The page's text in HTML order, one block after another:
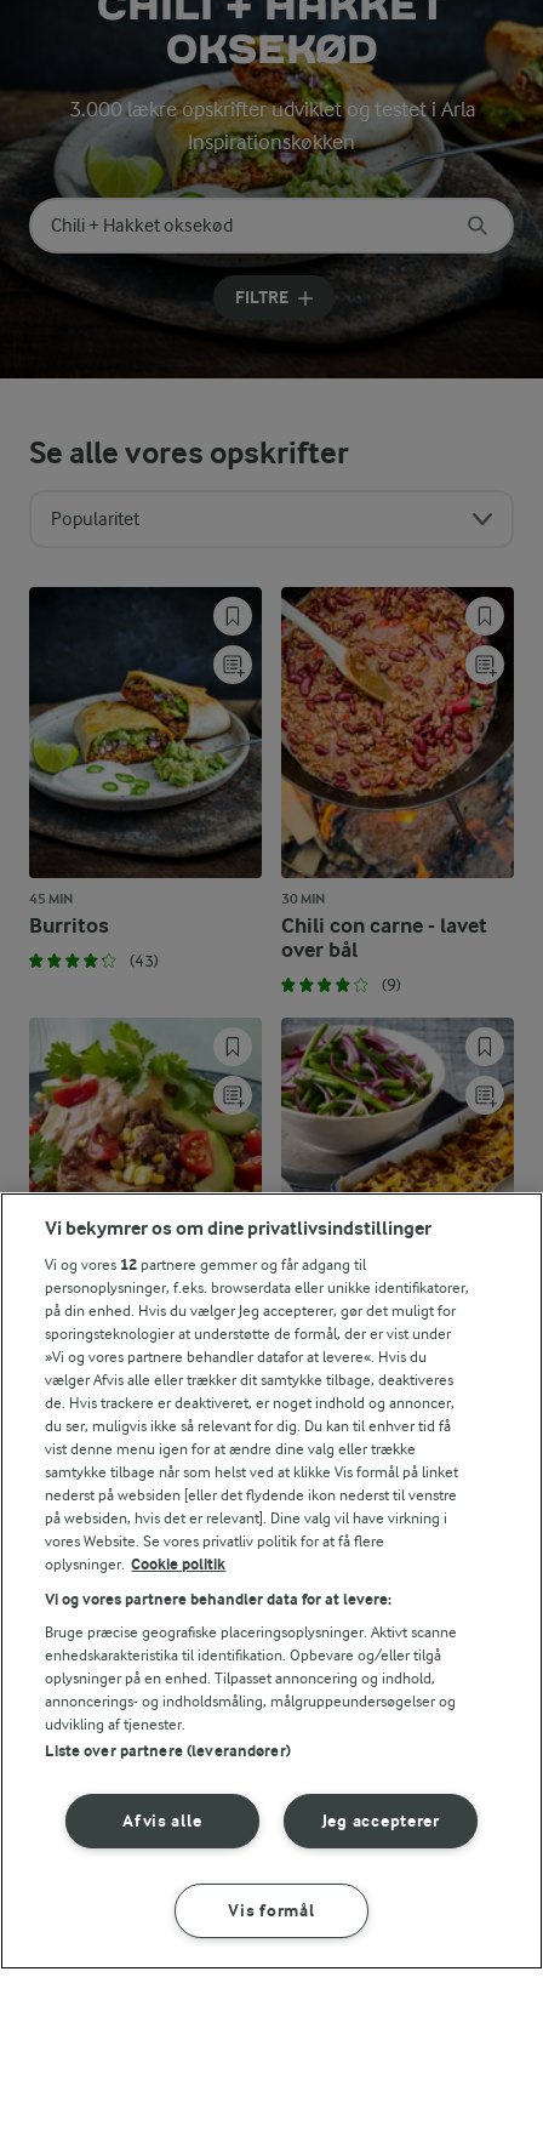
OKSEKØD
3.000 lækre opskrifter udviklet og testet i Arla
Inspirationskøkken
Søg på kategori
Indtast søgeord for at søge
FILTRE
Se alle vores opskrifter
Popularitet
45 MIN
Burritos
(43)
30 MIN
Chili con carne - lavet
over bål
(9)
1 TIME 20 MIN
Halve bagte kartofler
med avocado, okse og
koriander
1 TIME 20 MIN
Bagte rodfrugter med
oksekød og chiliost
(62)
Mexicansk tacosalat
(17)
Nudler med oksekød
(34)
Vi bekymrer os om dine privatlivsindstillinger
Vi og vores 12 partnere gemmer og får adgang til
personoplysninger, f.eks. browserdata eller unikke identifikatorer,
på din enhed. Hvis du vælger Jeg accepterer, gør det muligt for
sporingsteknologier at understøtte de formål, der er vist under
»Vi og vores partnere behandler datafor at levere«. Hvis du
vælger Afvis alle eller trækker dit samtykke tilbage, deaktiveres
de. Hvis trackere er deaktiveret, er noget indhold og annoncer,
du ser, muligvis ikke så relevant for dig. Du kan til enhver tid få
vist denne menu igen for at ændre dine valg eller trække
samtykke tilbage når som helst ved at klikke Vis formål på linket
nederst på websiden [eller det flydende ikon nederst til venstre
på websiden, hvis det er relevant]. Dine valg vil have virkning i
vores Website. Se vores privatliv politik for at få flere
oplysninger. Cookie politik
Vi og vores partnere behandler data for at levere:
Bruge præcise geografiske placeringsoplysninger. Aktivt scanne
enhedskarakteristika til identifikation. Opbevare og/eller tilgå
oplysninger på en enhed. Tilpasset annoncering og indhold,
annoncerings- og indholdsmåling, målgruppeundersøgelser og
udvikling af tjenester.
Liste over partnere (leverandører)
Jeg accepterer
Afvis alle
Vis formål